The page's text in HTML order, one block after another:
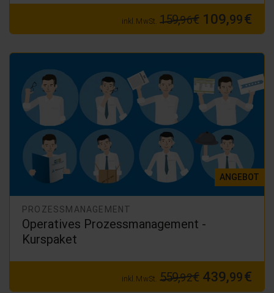
inkl. MwSt. 159,96€ 109,99€
ANGEBOT
PROZESSMANAGEMENT
Operatives Prozessmanagement -
Kurspaket
inkl. MwSt. 559,92€ 439,99€